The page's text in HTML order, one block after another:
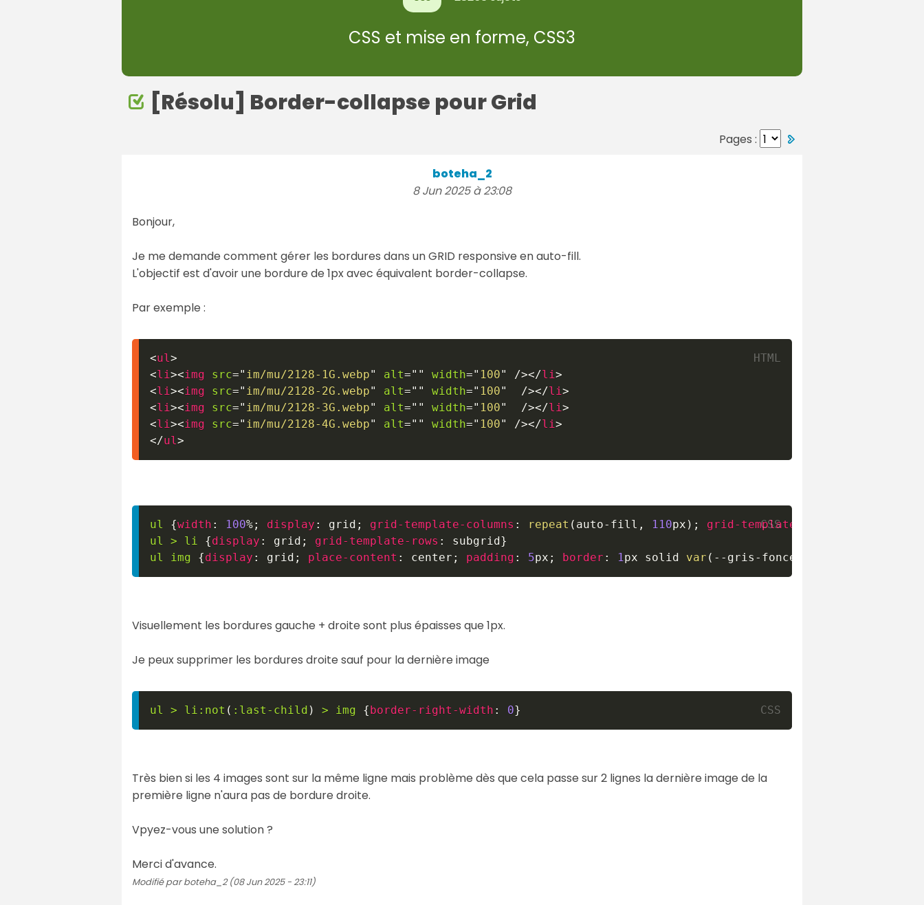
CSS et mise en forme, CSS3
[Résolu] Border-collapse pour Grid
Pages :
boteha_2
8 Jun 2025 à 23:08
Bonjour,
Je me demande comment gérer les bordures dans un GRID responsive en auto-fill.
L'objectif est d'avoir une bordure de 1px avec équivalent border-collapse.
Par exemple :
<ul >
<li ><img src=" im/mu/2128-1G.webp" alt=" " width=" 100" /></li >
<li ><img src=" im/mu/2128-2G.webp" alt=" " width=" 100" /></li >
<li ><img src=" im/mu/2128-3G.webp" alt=" " width=" 100" /></li >
<li ><img src=" im/mu/2128-4G.webp" alt=" " width=" 100" /></li >
</ul >
ul {width : 100%; display : grid ; grid-template-columns : repeat ( auto-fill , 110px ) ; grid-template-rows
ul > li {display : grid ; grid-template-rows : subgrid}
ul img
{display : grid ; place-content : center ; padding : 5px ; border : 1 px solid var ( --gris-fonce
Visuellement les bordures gauche + droite sont plus épaisses que 1px.
Je peux supprimer les bordures droite sauf pour la dernière image
ul > li :not ( :last-child ) > img {border-right-width : 0}
Très bien si les 4 images sont sur la même ligne mais problème dès que cela passe sur 2 lignes la dernière image de la
première ligne n'aura pas de bordure droite.
Vpyez-vous une solution ?
Merci d'avance.
Modifié par boteha_2 (08 Jun 2025 - 23:11)